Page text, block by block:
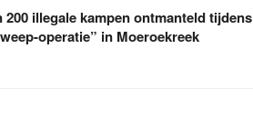
200 illegale kampen ontmanteld tijdens
operatie” in Moeroekreek